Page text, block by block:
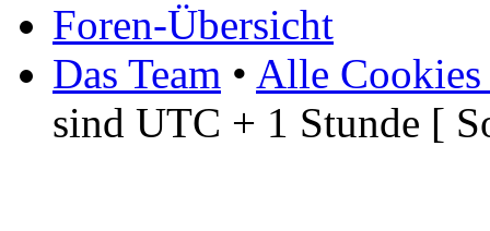
Foren-Übersicht
Das Team • Alle Cookies
sind UTC + 1 Stunde [